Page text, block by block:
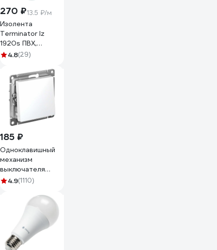
270 ₽13.5 ₽/м
Изолента
Terminator Iz
1920s ПВХ,
черная,
0.13 мм, 19 мм, 20
м 2000251
4.8(29)
185 ₽
Одноклавишный
механизм
выключателя
Systeme Electric
10АХ белый
4.9(1110)